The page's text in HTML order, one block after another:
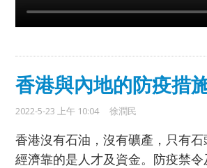
香港與內地的防疫措
2022-5-23 上午 10:04 徐潤民
香港沒有石油，沒有礦產，只有
經濟靠的是人才及資金。防疫禁